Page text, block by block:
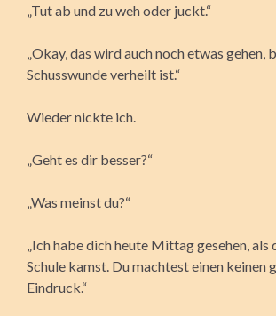
„Tut ab und zu weh oder juckt.“
„Okay, das wird auch noch etwas gehen,
Schusswunde verheilt ist.“
Wieder nickte ich.
„Geht es dir besser?“
„Was meinst du?“
„Ich habe dich heute Mittag gesehen, als
Schule kamst. Du machtest einen keinen
Eindruck.“